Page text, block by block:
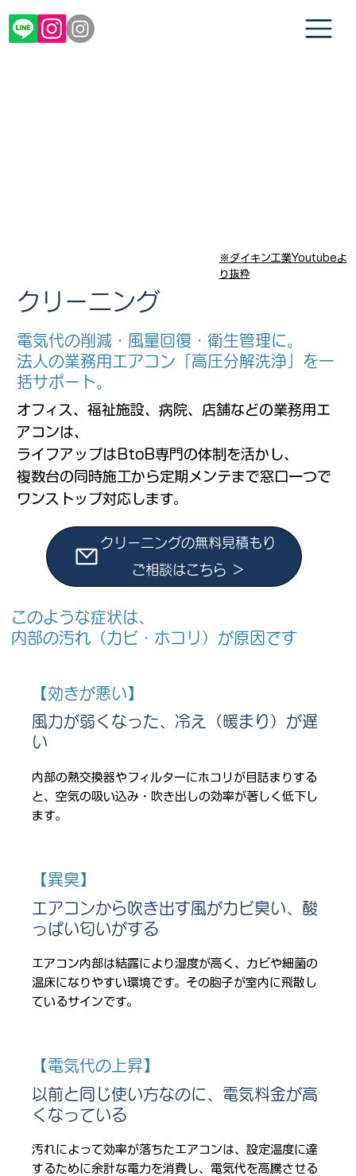
※ダイキン工業Youtubeよ
り抜粋
クリーニング
電気代の削減・風量回復・衛生管理に。
法人の業務用エアコン「高圧分解洗浄」を一
括サポート。
オフィス、福祉施設、病院、店舗などの業務用エ
アコンは、
ライフアップはBtoB専門の体制を活かし、
複数台の同時施工から定期メンテまで窓口一つで
ワンストップ対応します。
クリーニングの無料見積もり
ご相談はこちら ＞
このような症状は、
内部の汚れ（カビ・ホコリ）が原因です
【効きが悪い】
風力が弱くなった、冷え（暖まり）が遅
い
内部の熱交換器やフィルターにホコリが目詰まりする
と、空気の吸い込み・吹き出しの効率が著しく低下し
ます。
【異臭】
エアコンから吹き出す風がカビ臭い、酸
っぱい匂いがする
エアコン内部は結露により湿度が高く、カビや細菌の
温床になりやすい環境です。その胞子が室内に飛散し
ているサインです。
【電気代の上昇】
以前と同じ使い方なのに、電気料金が高
くなっている
汚れによって効率が落ちたエアコンは、設定温度に達
するために余計な電力を消費し、電気代を高騰させる